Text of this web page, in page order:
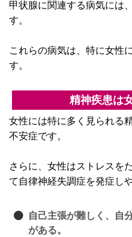
甲状腺に関連する病気には
す。
これらの病気は、特に女性
す。
精神疾患は
女性には特に多く見られる
不安症です。
さらに、女性はストレスを
て自律神経失調症を発症し
自己主張が難しく、自
がある。